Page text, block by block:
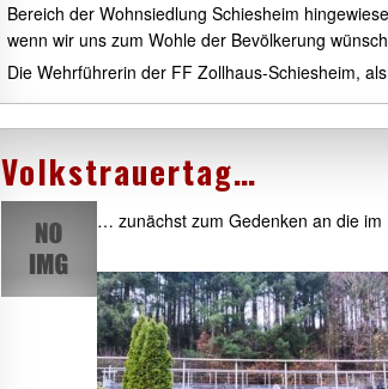
Bereich der Wohnsiedlung Schiesheim
wenn wir uns zum Wohle der Bevölkerung
Die Wehrführerin der FF Zollhaus-Schiesheim,
Volkstrauertag…
… zunächst zum Gedenken an die im